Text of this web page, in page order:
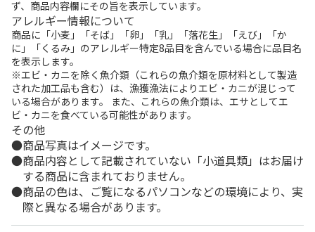
ず、商品内容欄にその旨を表示しています。
アレルギー情報について
商品に「小麦」「そば」「卵」「乳」「落花生」「えび」「か
に」「くるみ」のアレルギー特定8品目を含んでいる場合に品目名
を表示します。
※エビ・カニを除く魚介類（これらの魚介類を原材料として製造
された加工品も含む）は、漁獲漁法によりエビ・カニが混じって
いる場合があります。 また、これらの魚介類は、エサとしてエ
ビ・カニを食べている可能性があります。
その他
商品写真はイメージです。
商品内容として記載されていない「小道具類」はお届け
する商品に含まれておりません。
商品の色は、ご覧になるパソコンなどの環境により、実
際と異なる場合があります。